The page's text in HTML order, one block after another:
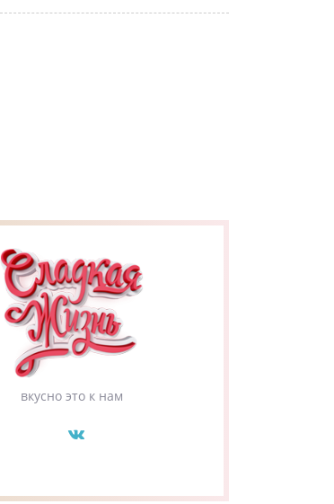
вкусно это к нам